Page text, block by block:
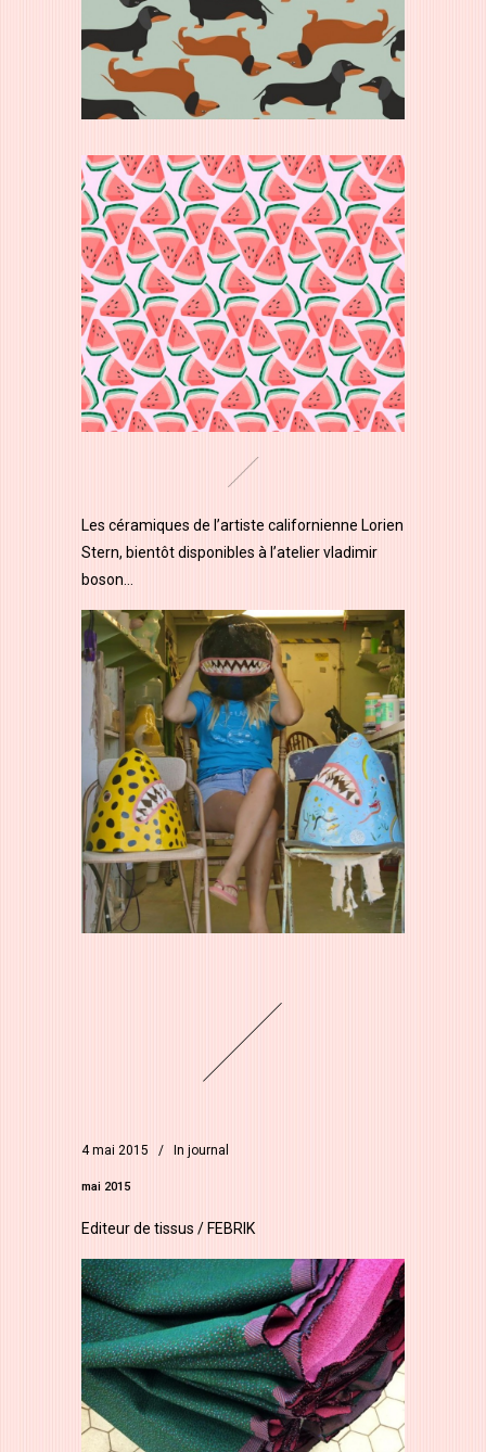
Les céramiques de l’artiste californienne Lorien
Stern, bientôt disponibles à l’atelier vladimir
boson…
4 mai 2015 In journal
mai 2015
Editeur de tissus / FEBRIK